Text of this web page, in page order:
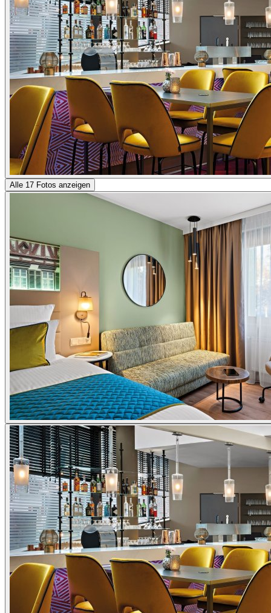
Alle 17 Fotos anzeigen